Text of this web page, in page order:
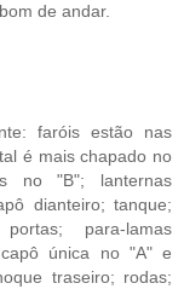
de andar.
faróis estão nas
é mais chapado no
no "B"; lanternas
dianteiro; tanque;
para-lamas
única no "A" e
traseiro; rodas;